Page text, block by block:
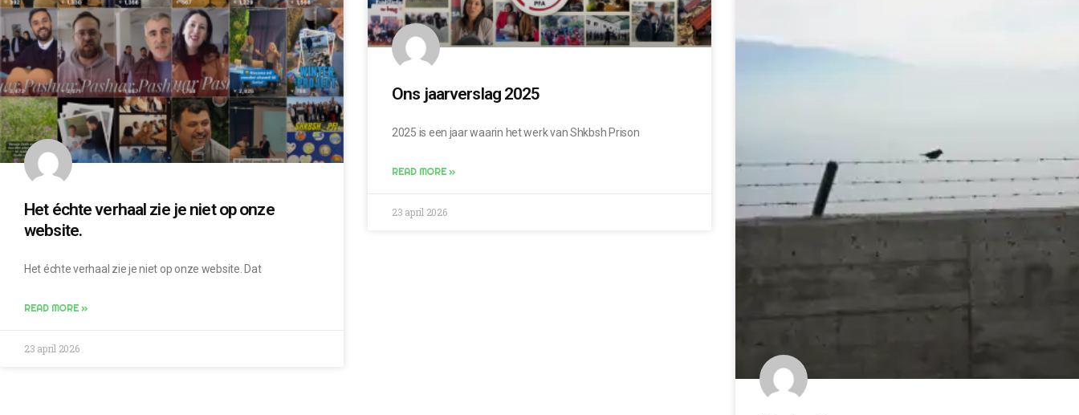
Het échte verhaal zie je niet op onze
website.
Het échte verhaal zie je niet op onze website. Dat
READ MORE »
23 april 2026
Ons jaarverslag 2025
2025 is een jaar waarin het werk van Shkbsh Prison
READ MORE »
23 april 2026